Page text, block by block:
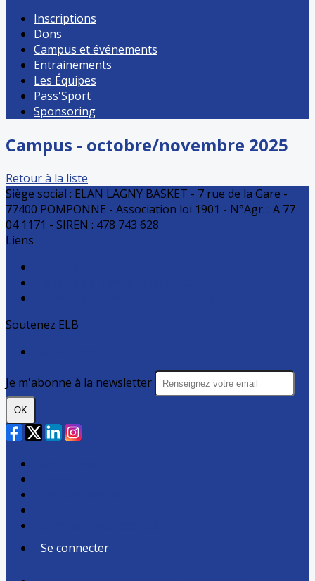
Inscriptions
Dons
Campus et événements
Entrainements
Les Équipes
Pass'Sport
Sponsoring
Campus - octobre/novembre 2025
Retour à la liste
Siège social : ELAN LAGNY BASKET - 7 rue de la Gare -
77400 POMPONNE - Association loi 1901 - N°Agr. : A 77
04 1171 - SIREN : 478 743 628
Liens
Soutenez ELB
Je m'abonne à la newsletter
OK
Se connecter